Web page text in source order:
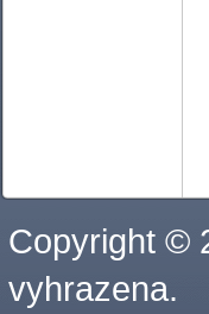
Copyright ©
vyhrazena.